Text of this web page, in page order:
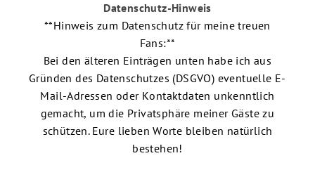
Datenschutz-Hinweis
**Hinweis zum Datenschutz für meine treuen
Fans:**
Bei den älteren Einträgen unten habe ich aus
Gründen des Datenschutzes (DSGVO) eventuelle E-
Mail-Adressen oder Kontaktdaten unkenntlich
gemacht, um die Privatsphäre meiner Gäste zu
schützen. Eure lieben Worte bleiben natürlich
bestehen!